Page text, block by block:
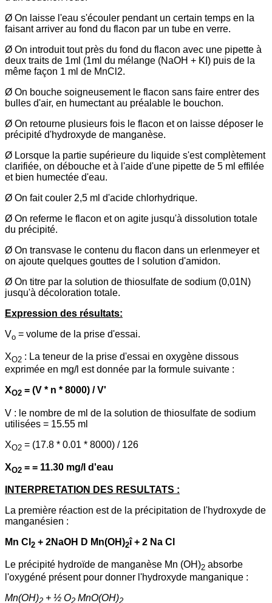
Ø On laisse l'eau s'écouler pendant un certain temps en la
faisant arriver au fond du flacon par un tube en verre.
Ø On introduit tout près du fond du flacon avec une pipette à
deux traits de 1ml (1ml du mélange (NaOH + KI) puis de la
même façon 1 ml de MnCl2.
Ø On bouche soigneusement le flacon sans faire entrer des
bulles d'air, en humectant au préalable le bouchon.
Ø On retourne plusieurs fois le flacon et on laisse déposer le
précipité d'hydroxyde de manganèse.
Ø Lorsque la partie supérieure du liquide s'est complètement
clarifiée, on débouche et à l'aide d'une pipette de 5 ml effilée
et bien humectée d'eau.
Ø On fait couler 2,5 ml d'acide chlorhydrique.
Ø On referme le flacon et on agite jusqu'à dissolution totale
du précipité.
Ø On transvase le contenu du flacon dans un erlenmeyer et
on ajoute quelques gouttes de l solution d'amidon.
Ø On titre par la solution de thiosulfate de sodium (0,01N)
jusqu'à décoloration totale.
Expression des résultats:
Vo = volume de la prise d'essai.
XO2 : La teneur de la prise d'essai en oxygène dissous
exprimée en mg/l est donnée par la formule suivante :
XO2 = (V * n * 8000) / V'
V : le nombre de ml de la solution de thiosulfate de sodium
utilisées = 15.55 ml
XO2 = (17.8 * 0.01 * 8000) / 126
XO2 = = 11.30 mg/l d'eau
INTERPRETATION DES RESULTATS :
La première réaction est de la précipitation de l'hydroxyde de
manganésien :
Mn Cl 2 + 2NaOH D Mn(OH)2î + 2 Na Cl
Le précipité hydroïde de manganèse Mn (OH)2 absorbe
l'oxygéné présent pour donner l'hydroxyde manganique :
Mn(OH)2 + ½ O2 MnO(OH)2